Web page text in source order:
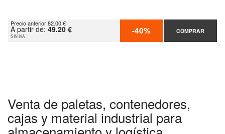
Precio anterior 82.00 €
A partir de: 49.20 €
SIN IVA -40% COMPRAR
Venta de paletas, contenedores,
cajas y material industrial para